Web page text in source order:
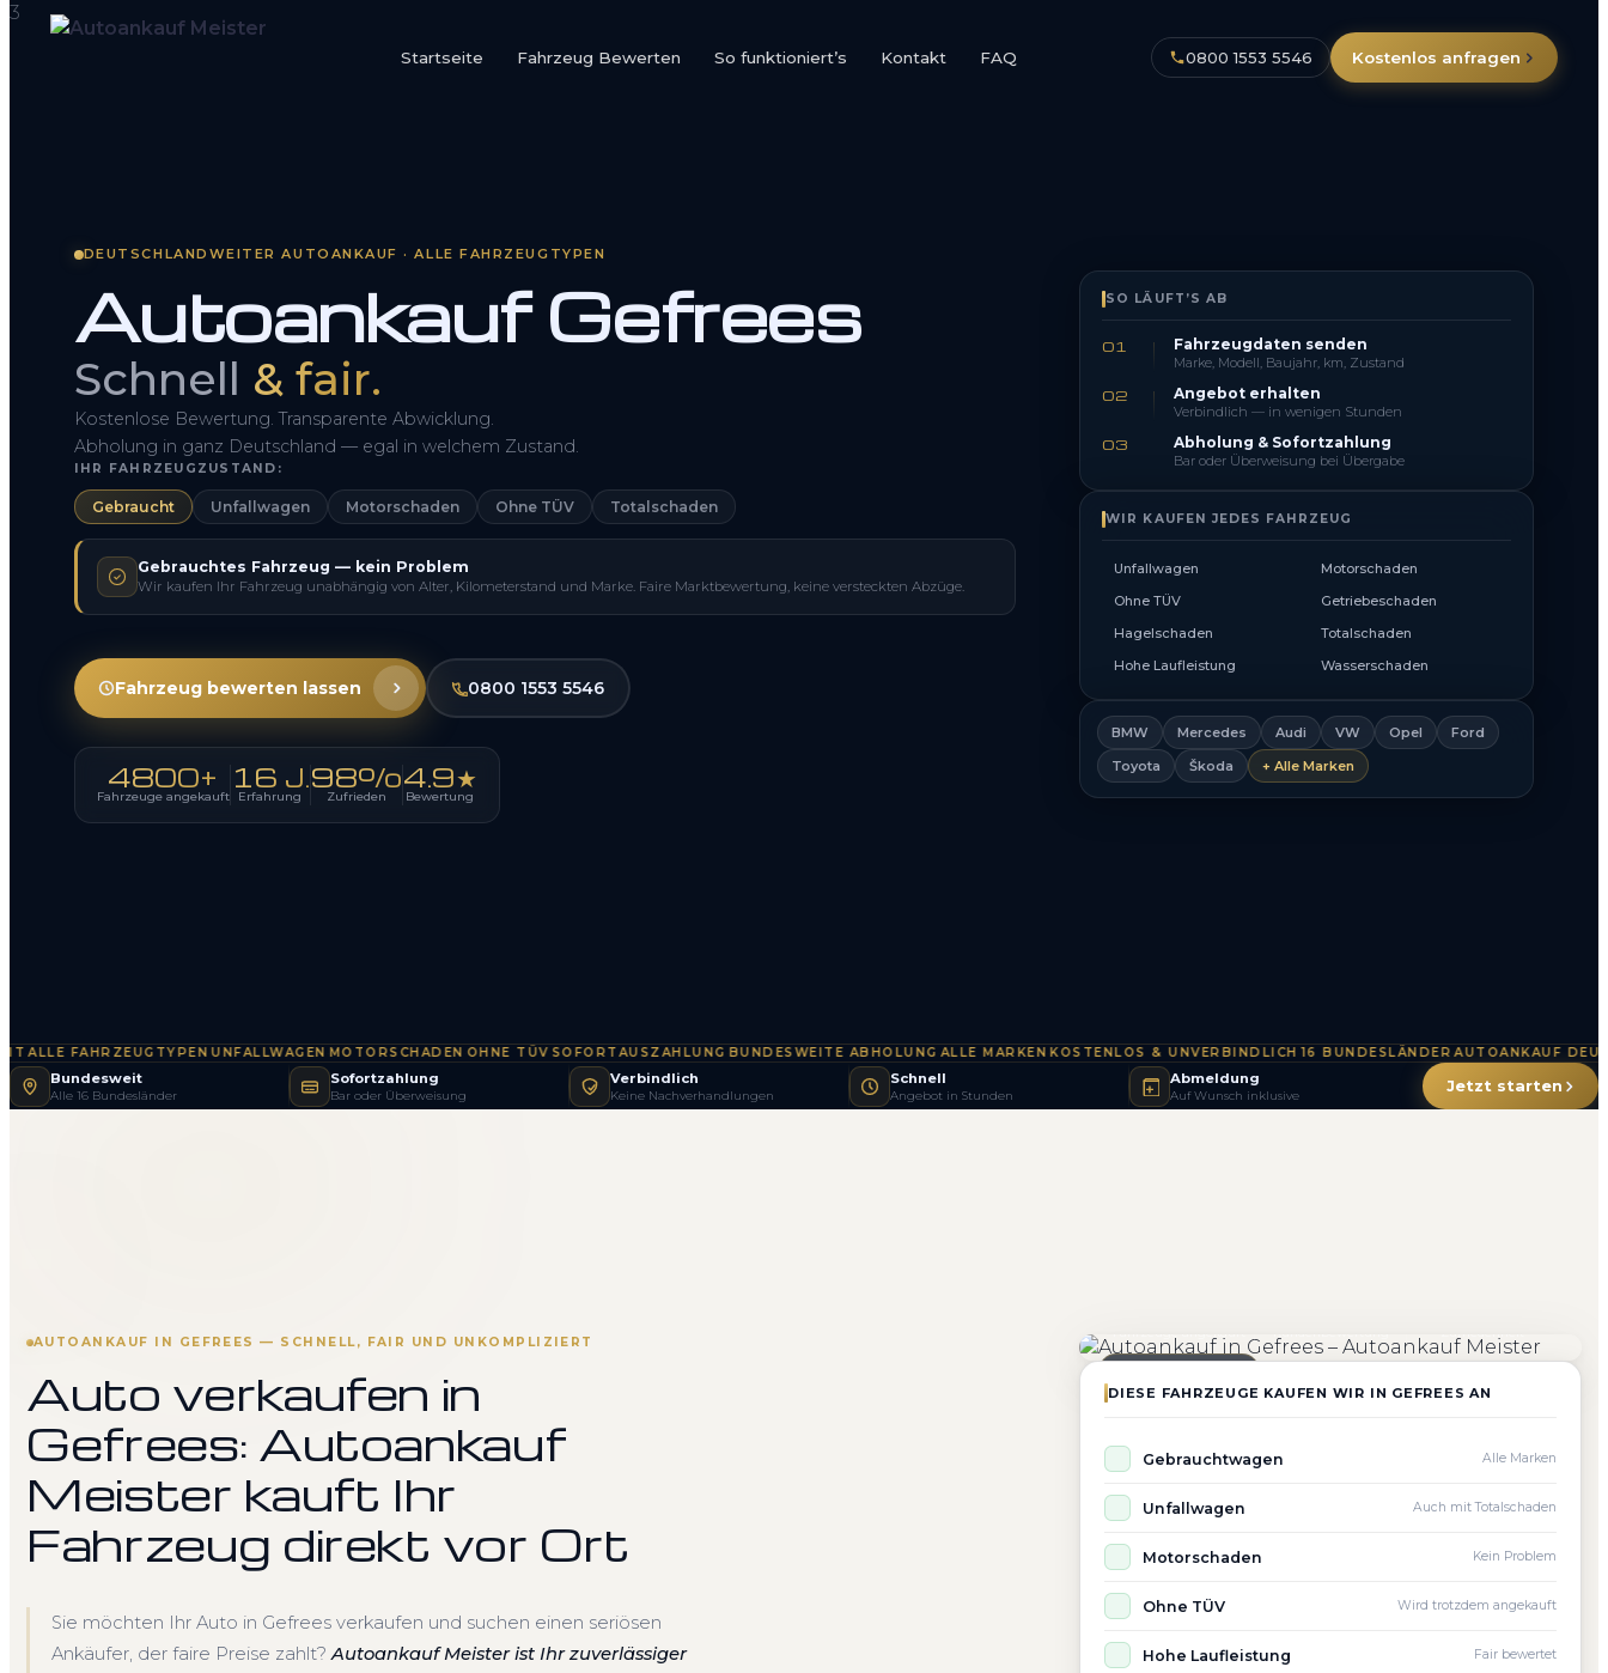
Startseite Fahrzeug Bewerten So funktioniert’s Kontakt FAQ 0800 1553 5546 Kostenlos anfragen
So funktioniert’s
Kostenlos anfragen
DEUTSCHLANDWEITER AUTOANKAUF · ALLE FAHRZEUGTYPEN
Autoankauf Gefrees
Schnell & fair.
Kostenlose Bewertung. Transparente Abwicklung.
Abholung in ganz Deutschland — egal in welchem Zustand.
IHR FAHRZEUGZUSTAND:
Gebraucht Unfallwagen Motorschaden Ohne TÜV Totalschaden
Gebrauchtes Fahrzeug — kein Problem
Wir kaufen Ihr Fahrzeug unabhängig von Alter, Kilometerstand und Marke. Faire Marktbewertung, keine versteckten Abzüge.
Fahrzeug bewerten lassen 0800 1553 5546
4800+
Fahrzeuge angekauft
16 J.
Erfahrung
98%
Zufrieden
4.9★
Bewertung
SO LÄUFT’S AB
01 Fahrzeugdaten senden
Marke, Modell, Baujahr, km, Zustand
02 Angebot erhalten
Verbindlich — in wenigen Stunden
03 Abholung & Sofortzahlung
Bar oder Überweisung bei Übergabe
WIR KAUFEN JEDES FAHRZEUG
Unfallwagen
Motorschaden
Ohne TÜV
Getriebeschaden
Hagelschaden
Totalschaden
Hohe Laufleistung
Wasserschaden
BMW Mercedes Audi VW Opel
Ford
Toyota
Škoda + Alle Marken
FAHRZEUGTYPEN ·UNFALLWAGEN·MOTORSCHADEN·OHNE TÜV·SOFORTAUSZAHLUNG·BUNDESWEITE ABHOLUNG·ALLE MARKEN·KOSTENLOS & UNVERBINDLICH·16 BUNDESLÄNDER·AUTOANKAUF
Bundesweit
Alle 16 Bundesländer
Sofortzahlung
Bar oder Überweisung
Verbindlich
Keine Nachverhandlungen
Schnell
Angebot in Stunden
Abmeldung
Auf Wunsch inklusive Jetzt starten
AUTOANKAUF IN GEFREES — SCHNELL, FAIR UND UNKOMPLIZIERT
Auto verkaufen in
Gefrees: Autoankauf
Meister kauft Ihr
Fahrzeug direkt vor Ort
Sie möchten Ihr Auto in Gefrees verkaufen und suchen einen seriösen
Ankäufer, der faire Preise zahlt?Autoankauf Meister ist Ihr zuverlässiger
DIESE FAHRZEUGE KAUFEN WIR IN GEFREES AN
Gebrauchtwagen Alle Marken
Unfallwagen Auch mit Totalschaden
Motorschaden Kein Problem
Ohne TÜV Wird trotzdem angekauft
Hohe Laufleistung Fair bewertet